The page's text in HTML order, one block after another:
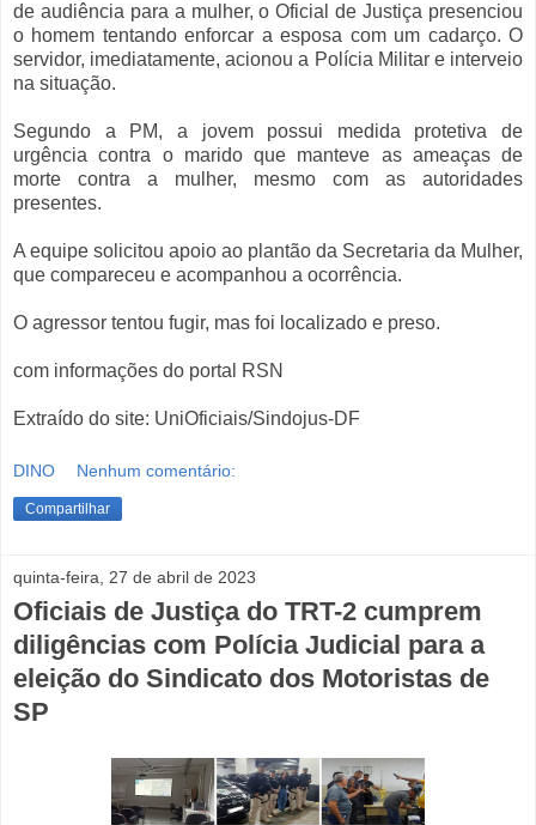
de audiência para a mulher, o Oficial de Justiça presenciou
o homem tentando enforcar a esposa com um cadarço. O
servidor, imediatamente, acionou a Polícia Militar e interveio
na situação.
Segundo a PM, a jovem possui medida protetiva de
urgência contra o marido que manteve as ameaças de
morte contra a mulher, mesmo com as autoridades
presentes.
A equipe solicitou apoio ao plantão da Secretaria da Mulher,
que compareceu e acompanhou a ocorrência.
O agressor tentou fugir, mas foi localizado e preso.
com informações do portal RSN
Extraído do site: UniOficiais/Sindojus-DF
DINO Nenhum comentário:
Compartilhar
quinta-feira, 27 de abril de 2023
Oficiais de Justiça do TRT-2 cumprem
diligências com Polícia Judicial para a
eleição do Sindicato dos Motoristas de
SP